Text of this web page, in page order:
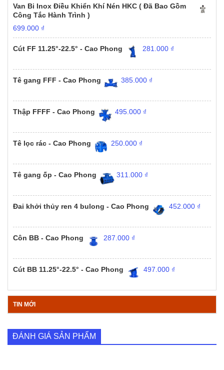
Van Bi Inox Điều Khiển Khí Nén HKC ( Đã Bao Gồm
Công Tắc Hành Trình )
699.000 ₫
Cút FF 11.25°-22.5° - Cao Phong 281.000 ₫
Tê gang FFF - Cao Phong 385.000 ₫
Thập FFFF - Cao Phong 495.000 ₫
Tê lọc rác - Cao Phong 250.000 ₫
Tê gang ốp - Cao Phong 311.000 ₫
Đai khởi thủy ren 4 bulong - Cao Phong 452.000 ₫
Côn BB - Cao Phong 287.000 ₫
Cút BB 11.25°-22.5° - Cao Phong 497.000 ₫
TIN MỚI
ĐÁNH GIÁ SẢN PHẨM